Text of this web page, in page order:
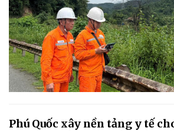
Phú Quốc xây nền tảng y tế